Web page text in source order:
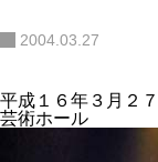
2004.03.27
平成１６年３月２
芸術ホール